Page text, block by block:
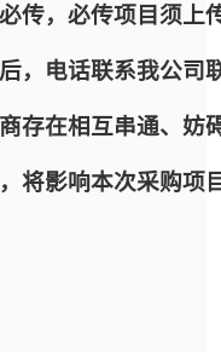
传，必传项目须上
，电话联系我公
存在相互串通、
将影响本次采购